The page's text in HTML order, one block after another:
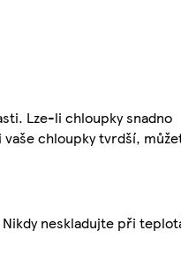
Lze-li chloupky snadno
chloupky tvrdší,
neskladujte při